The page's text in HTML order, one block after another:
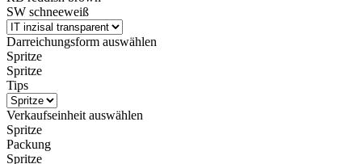
SW schneeweiß
Darreichungsform auswählen
Spritze
Spritze
Tips
Verkaufseinheit auswählen
Spritze
Packung
Spritze